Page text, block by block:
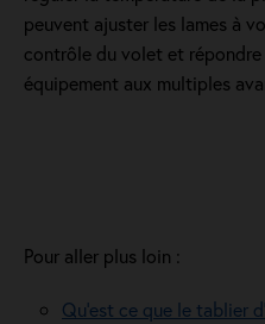
peuvent ajuster les lames à
contrôle du volet et
équipement aux multiples
Pour aller plus loin :
Qu’est ce que le tablier